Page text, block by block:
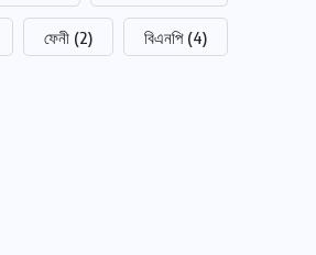
ফেনী (2) বিএনপি (4)